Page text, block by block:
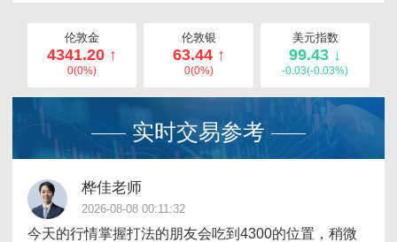
伦敦金
4341.20 ↑
0(0%)
伦敦银
63.44 ↑
0(0%)
美元指数
99.43 ↓
-0.03(-0.03%)
实时交易参考
桦佳老师
2026-08-08 00:11:32
今天的行情掌握打法的朋友会吃到4300的位置，稍微